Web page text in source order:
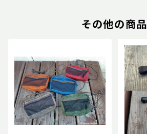
その他の商品